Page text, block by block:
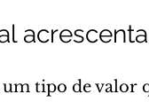
tipo de valor